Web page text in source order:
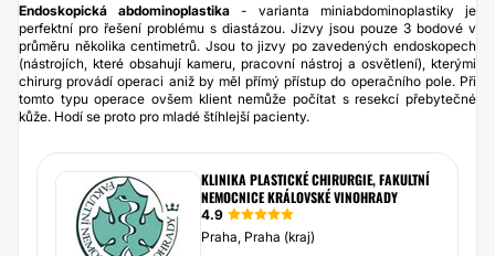
Endoskopická
abdominoplastika - varianta miniabdominoplastiky je
perfektní pro řešení problému s diastázou. Jizvy jsou pouze 3 bodové v
průměru několika centimetrů. Jsou to jizvy po zavedených endoskopech
(nástrojích, které obsahují kameru, pracovní nástroj a osvětlení), kterými
chirurg provádí operaci aniž by měl přímý přístup do operačního pole. Při
tomto typu operace ovšem klient nemůže počítat s resekcí přebytečné
kůže. Hodí se proto pro mladé štíhlejší pacienty.
KLINIKA PLASTICKÉ CHIRURGIE, FAKULTNÍ
NEMOCNICE KRÁLOVSKÉ VINOHRADY
4.9
Praha, Praha (kraj)